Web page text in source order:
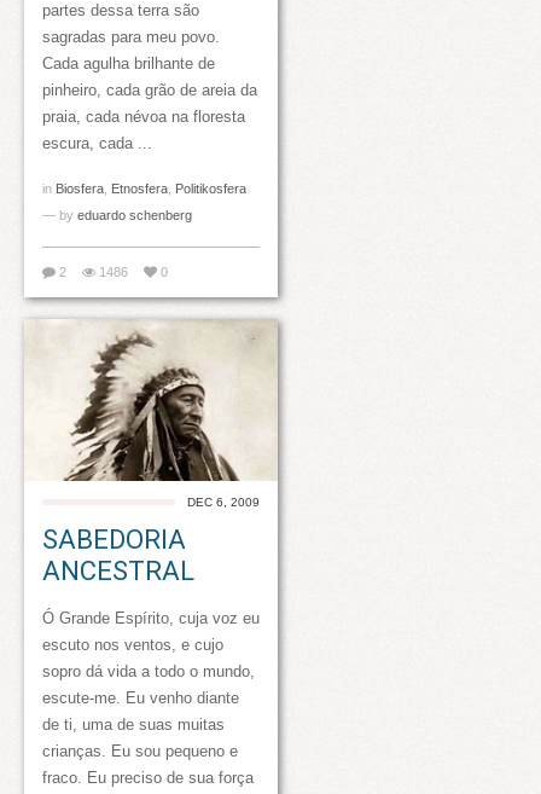
partes dessa terra são
sagradas para meu povo.
Cada agulha brilhante de
pinheiro, cada grão de areia da
praia, cada névoa na floresta
escura, cada ...
in Biosfera Etnosfera
Politikosfera
— by eduardo schenberg
2 1486 0
DEC 6, 2009
SABEDORIA
ANCESTRAL
Ó Grande Espírito, cuja voz eu
escuto nos ventos, e cujo
sopro dá vida a todo o mundo,
escute-me. Eu venho diante
de ti, uma de suas muitas
crianças. Eu sou pequeno e
fraco. Eu preciso de sua força